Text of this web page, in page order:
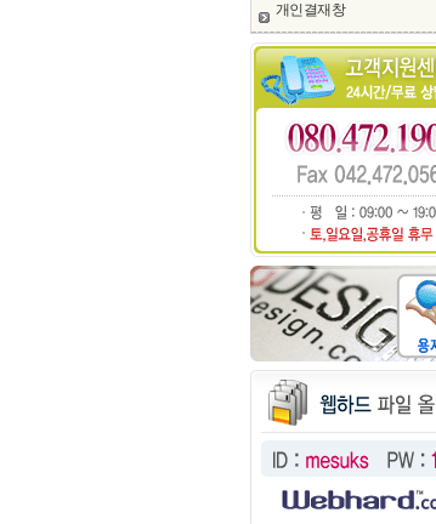
개인결재창